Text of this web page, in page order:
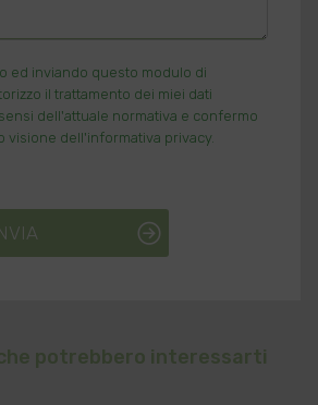
ed inviando questo modulo di
il trattamento dei miei dati
dell'attuale normativa e confermo
visione dell'informativa privacy.
potrebbero interessarti